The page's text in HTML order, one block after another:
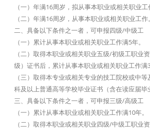
（一）年满16周岁，拟从事本职业或相关职业工
（二）年满16周岁，从事本职业或相关职业工作。
二、具备以下条件之一者，可申报四级/中级工
（一）累计从事本职业或相关职业工作满5年。
（二）取得本职业或相关职业五级/初级工职业
级）证书后，累计从事本职业或相关职业工作满3
（三）取得本专业或相关专业的技工院校或中
科及以上普通高等学校毕业证书（含在读应届毕
三、具备以下条件之一者，可申报三级/高级工
（一）累计从事本职业或相关职业工作满10年。
（二）取得本职业或相关职业四级/中级工职业